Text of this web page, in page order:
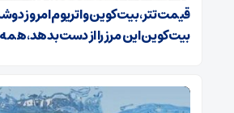
بیت‌کوین این مرز را از دست بدهد،